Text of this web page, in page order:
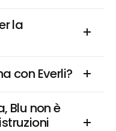
la
con Everli?
Blu non è